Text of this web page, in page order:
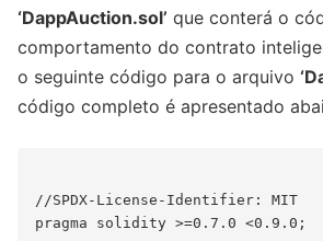
‘DappAuction.sol’ que conterá o
comportamento do contrato
o seguinte código para o arquivo
código completo é apresentado